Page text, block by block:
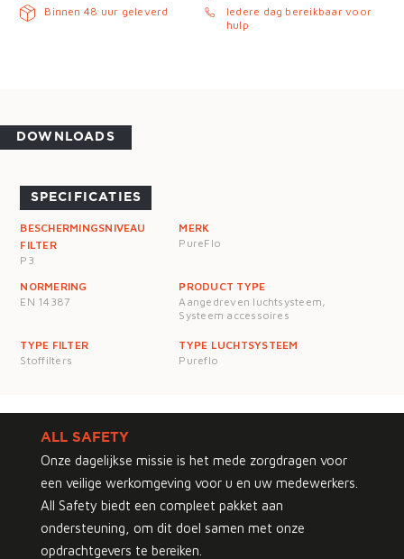
Binnen 48 uur geleverd
Iedere dag bereikbaar voor
hulp
DOWNLOADS
SPECIFICATIES
BESCHERMINGSNIVEAU
FILTER
P3
MERK
PureFlo
NORMERING
EN 14387
PRODUCT TYPE
Aangedreven luchtsysteem,
Systeem accessoires
TYPE FILTER
Stoffilters
TYPE LUCHTSYSTEEM
Pureflo
ALL SAFETY
Onze dagelijkse missie is het mede zorgdragen voor
een veilige werkomgeving voor u en uw medewerkers.
All Safety biedt een compleet pakket aan
ondersteuning, om dit doel samen met onze
opdrachtgevers te bereiken.